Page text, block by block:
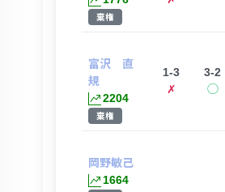
棄権
富沢 直
規
2204
棄権
1-3
✗
3-2
◯
岡野敏己
1664